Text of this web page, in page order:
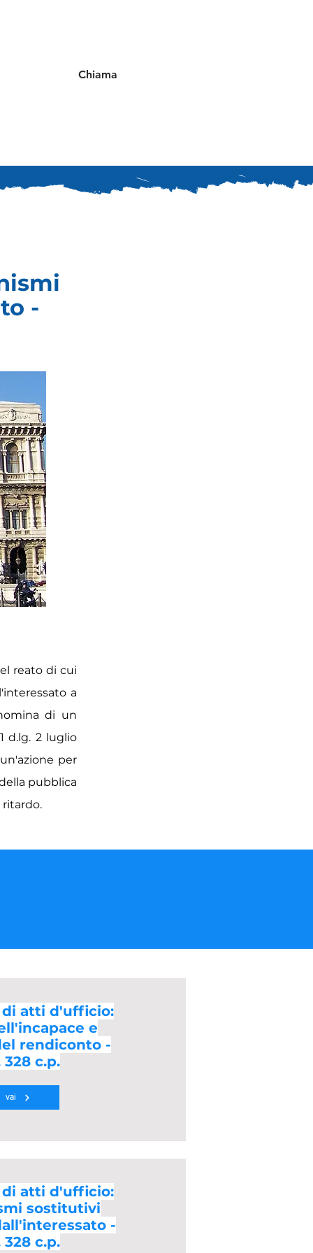
Chiama
-
reato di cui
a
di un
d.lg. 2 luglio
per
pubblica
di atti d'ufficio:
e
rendiconto -
c.p.
vai
di atti d'ufficio:
sostitutivi
-
c.p.